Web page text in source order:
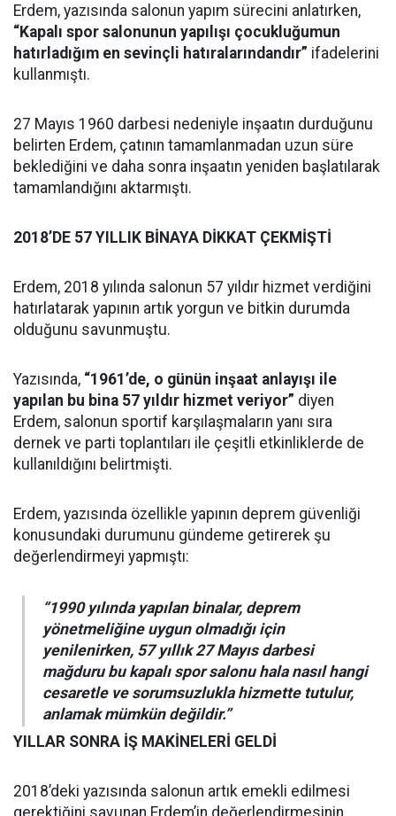
Erdem, yazısında salonun yapım sürecini anlatırken,
“Kapalı spor salonunun yapılışı çocukluğumun
hatırladığım en sevinçli hatıralarındandır” ifadelerini
kullanmıştı.
27 Mayıs 1960 darbesi nedeniyle inşaatın durduğunu
belirten Erdem, çatının tamamlanmadan uzun süre
beklediğini ve daha sonra inşaatın yeniden başlatılarak
tamamlandığını aktarmıştı.
2018’DE 57 YILLIK BİNAYA DİKKAT ÇEKMİŞTİ
Erdem, 2018 yılında salonun 57 yıldır hizmet verdiğini
hatırlatarak yapının artık yorgun ve bitkin durumda
olduğunu savunmuştu.
Yazısında, “1961’de, o günün inşaat anlayışı ile
yapılan bu bina 57 yıldır hizmet veriyor” diyen
Erdem, salonun sportif karşılaşmaların yanı sıra
dernek ve parti toplantıları ile çeşitli etkinliklerde de
kullanıldığını belirtmişti.
Erdem, yazısında özellikle yapının deprem güvenliği
konusundaki durumunu gündeme getirerek şu
değerlendirmeyi yapmıştı:
“1990 yılında yapılan binalar, deprem
yönetmeliğine uygun olmadığı için
yenilenirken, 57 yıllık 27 Mayıs darbesi
mağduru bu kapalı spor salonu hala nasıl hangi
cesaretle ve sorumsuzlukla hizmette tutulur,
anlamak mümkün değildir.”
YILLAR SONRA İŞ MAKİNELERİ GELDİ
2018’deki yazısında salonun artık emekli edilmesi
gerektiğini savunan Erdem’in değerlendirmesinin